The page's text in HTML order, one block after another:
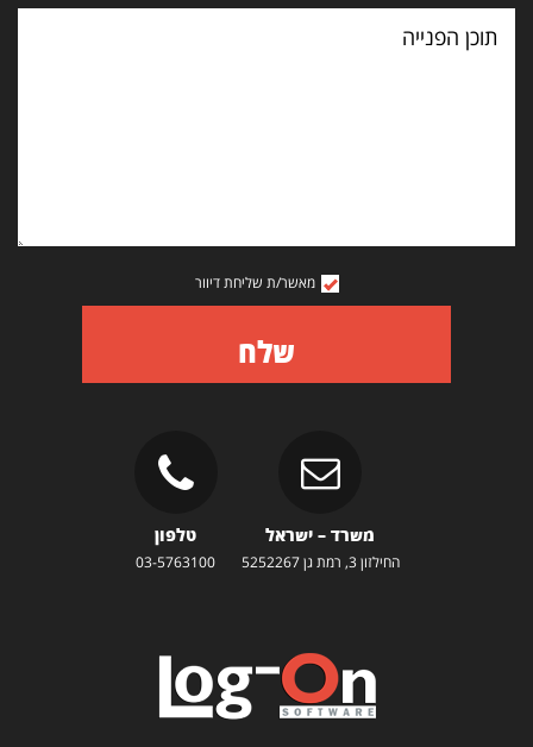
תוכן
הפנייה
מאשר/ת שליחת דיוור
שלח
משרד – ישראל
החילזון 3, רמת גן 5252267
טלפון
03-5763100